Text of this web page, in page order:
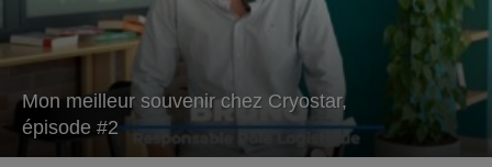
Mon meilleur souvenir chez Cryostar,
épisode #2